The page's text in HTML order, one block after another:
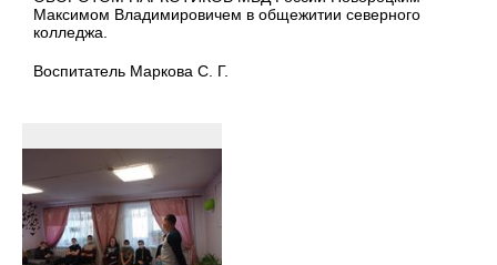
Максимом Владимировичем в общежитии северного
колледжа.
Воспитатель Маркова С. Г.